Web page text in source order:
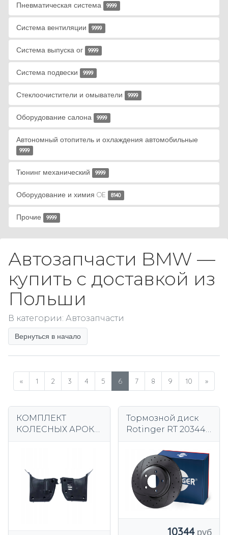
Пневматическая система 9999
Система вентиляции 9999
Система выпуска ог 9999
Система подвески 9999
Стеклоочистители и омыватели 9999
Оборудование салона 9999
Автономный отопитель и охлаждения автомобильные
9999
Тюнинг механический 9999
Оборудование и химия OE 8140
Прочие 9999
Автозапчасти BMW —
купить с доставкой из
Польши
В категории: Автозапчасти
Вернуться в начало
« 1 2 3 4 5 6 7 8 9 10 »
КОМПЛЕКТ
КОЛЕСНЫХ АРОК
BMW 5 СЕРИИ E39
Тормозной диск
Rotinger RT 20344-
10344